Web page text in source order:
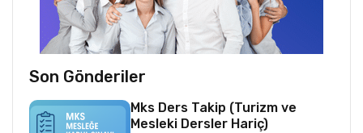
Son Gönderiler
Mks Ders Takip (Turizm ve
Mesleki Dersler Hariç)